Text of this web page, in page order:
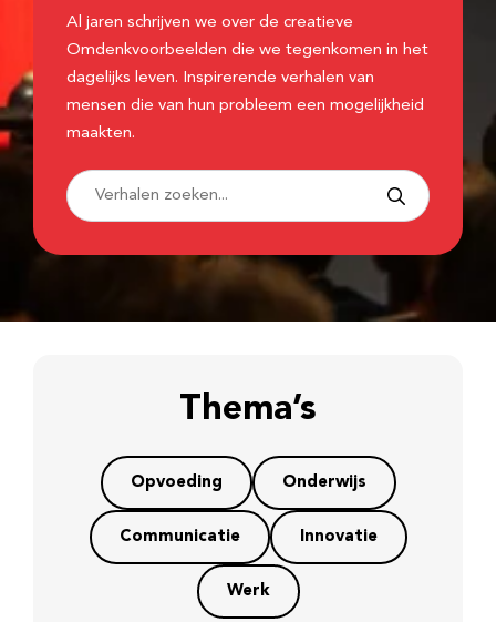
Al jaren schrijven we over de creatieve
Omdenkvoorbeelden die we tegenkomen in het
dagelijks leven. Inspirerende verhalen van
mensen die van hun probleem een mogelijkheid
maakten.
Thema’s
Opvoeding Onderwijs
Communicatie Innovatie
Werk